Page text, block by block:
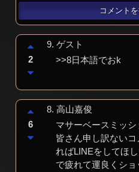
9.ゲスト
>>8日本語でおk
2
8.高山嘉俊
マサーベースミッ
皆さん申し訳ない
ればLINEをしてほ
で疲れて運良くシ
6